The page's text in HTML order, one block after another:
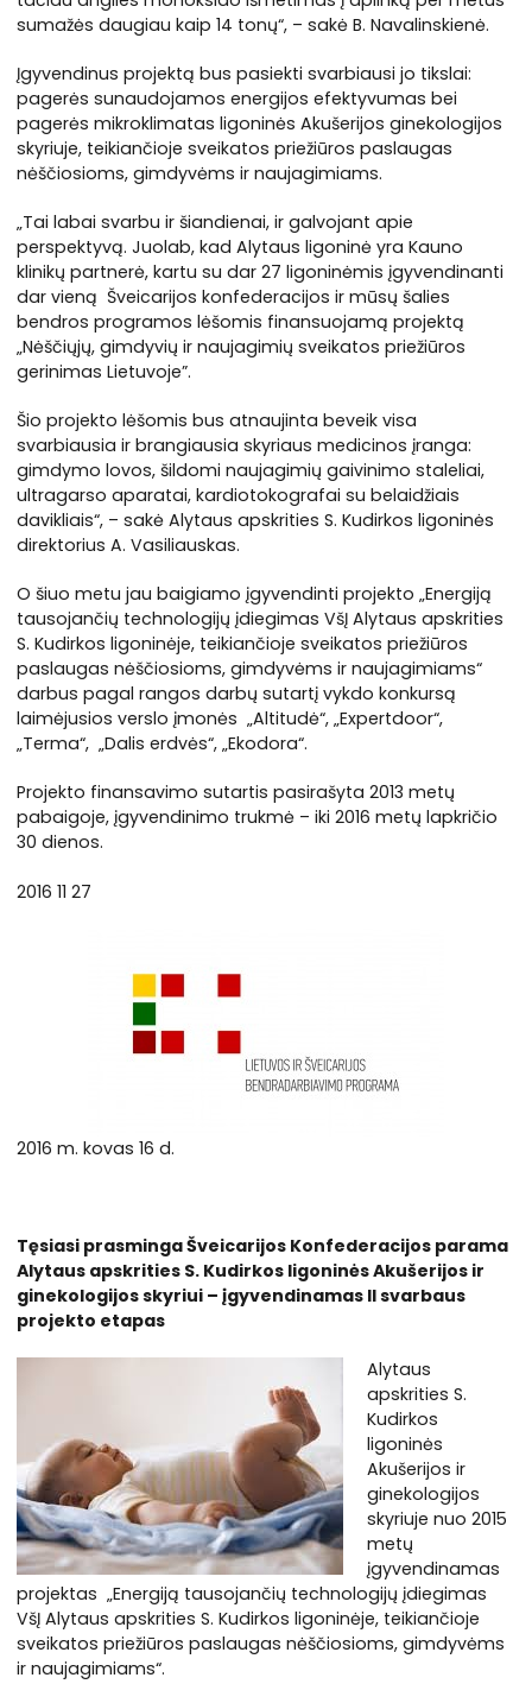
sumažės daugiau kaip 14 tonų“, – sakė B. Navalinskienė.
Įgyvendinus projektą bus pasiekti svarbiausi jo tikslai:
pagerės sunaudojamos energijos efektyvumas bei
pagerės mikroklimatas ligoninės Akušerijos ginekologijos
skyriuje, teikiančioje sveikatos priežiūros paslaugas
nėščiosioms, gimdyvėms ir naujagimiams.
„Tai labai svarbu ir šiandienai, ir galvojant apie
perspektyvą. Juolab, kad Alytaus ligoninė yra Kauno
klinikų partnerė, kartu su dar 27 ligoninėmis įgyvendinanti
dar vieną Šveicarijos konfederacijos ir mūsų šalies
bendros programos lėšomis finansuojamą projektą
„Nėščiųjų, gimdyvių ir naujagimių sveikatos priežiūros
gerinimas Lietuvoje”.
Šio projekto lėšomis bus atnaujinta beveik visa
svarbiausia ir brangiausia skyriaus medicinos įranga:
gimdymo lovos, šildomi naujagimių gaivinimo staleliai,
ultragarso aparatai, kardiotokografai su belaidžiais
davikliais“, – sakė Alytaus apskrities S. Kudirkos ligoninės
direktorius A. Vasiliauskas.
O šiuo metu jau baigiamo įgyvendinti projekto „Energiją
tausojančių technologijų įdiegimas VšĮ Alytaus apskrities
S. Kudirkos ligoninėje, teikiančioje sveikatos priežiūros
paslaugas nėščiosioms, gimdyvėms ir naujagimiams“
darbus pagal rangos darbų sutartį vykdo konkursą
laimėjusios verslo įmonės „Altitudė“, „Expertdoor“,
„Terma“, „Dalis erdvės“, „Ekodora“.
Projekto finansavimo sutartis pasirašyta 2013 metų
pabaigoje, įgyvendinimo trukmė – iki 2016 metų lapkričio
30 dienos.
2016 11 27
2016 m. kovas 16 d.
Tęsiasi prasminga Šveicarijos Konfederacijos parama
Alytaus apskrities S. Kudirkos ligoninės Akušerijos ir
ginekologijos skyriui – įgyvendinamas II svarbaus
projekto etapas
Alytaus
apskrities S.
Kudirkos
ligoninės
Akušerijos ir
ginekologijos
skyriuje nuo 2015
metų
įgyvendinamas
projektas „Energiją tausojančių technologijų įdiegimas
VšĮ Alytaus apskrities S. Kudirkos ligoninėje, teikiančioje
sveikatos priežiūros paslaugas nėščiosioms, gimdyvėms
ir naujagimiams“.